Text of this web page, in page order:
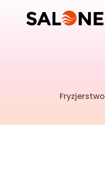
Fryzjerstwo